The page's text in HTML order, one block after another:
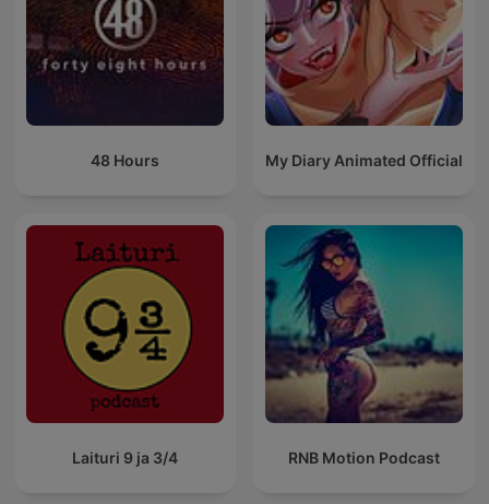
48 Hours My Diary Animated Official
Laituri 9 ja 3/4 RNB Motion Podcast